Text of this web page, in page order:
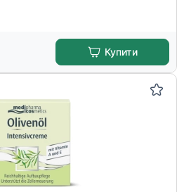
Купити